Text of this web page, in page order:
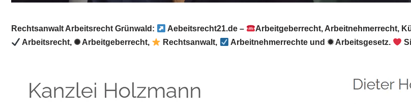
Rechtsanwalt Arbeitsrecht Grünwald: Aebeitsrecht21.de – Arbeitgeberrecht, Arbeitnehmerrecht,
Arbeitsrecht, ✺ Arbeitgeberrecht,
Rechtsanwalt, Arbeitnehmerrechte und ✹ Arbeitsgesetz.